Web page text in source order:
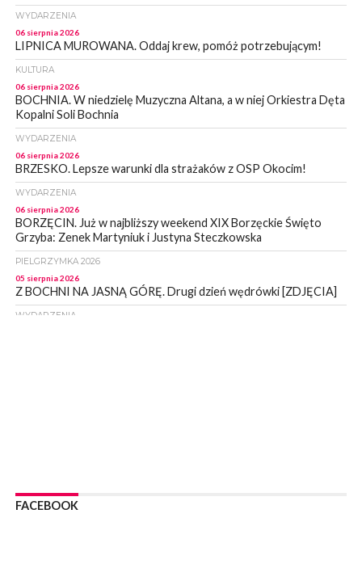
WYDARZENIA
06 sierpnia 2026
LIPNICA MUROWANA. Oddaj krew, pomóż potrzebującym!
KULTURA
06 sierpnia 2026
BOCHNIA. W niedzielę Muzyczna Altana, a w niej Orkiestra Dęta
Kopalni Soli Bochnia
WYDARZENIA
06 sierpnia 2026
BRZESKO. Lepsze warunki dla strażaków z OSP Okocim!
WYDARZENIA
06 sierpnia 2026
BORZĘCIN. Już w najbliższy weekend XIX Borzęckie Święto
Grzyba: Zenek Martyniuk i Justyna Steczkowska
PIELGRZYMKA 2026
05 sierpnia 2026
Z BOCHNI NA JASNĄ GÓRĘ. Drugi dzień wędrówki [ZDJĘCIA]
WYDARZENIA
GMINA DRWINIA. 45 dzieci będzie się uczyć pływać. Zajęcia
ruszą we wrześniu
FACEBOOK